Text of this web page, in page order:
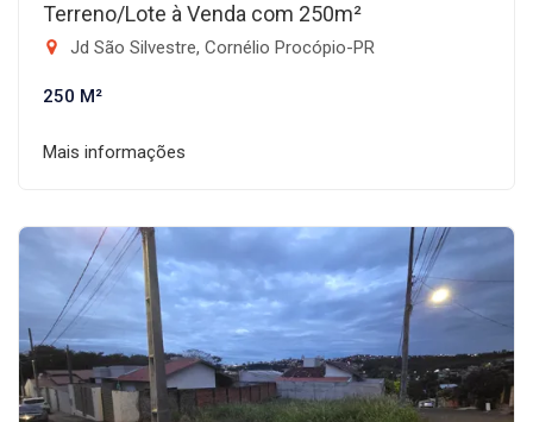
Terreno/Lote à Venda com 250m²
Jd São Silvestre, Cornélio Procópio-PR
250 M²
Mais informações